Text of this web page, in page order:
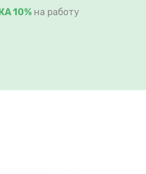
10% на работу